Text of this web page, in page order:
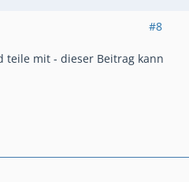
#8
teile mit - dieser Beitrag kann